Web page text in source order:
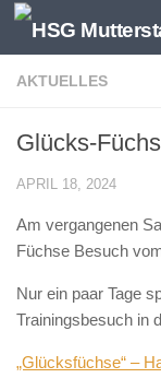
Zum Inhalt
AKTUELLES
Glücks-
APRIL 18, 2024
Am vergangenen
Füchse Besuch
Nur ein paar Tage
Trainingsbesuch in
„Glücksfüchse“ –